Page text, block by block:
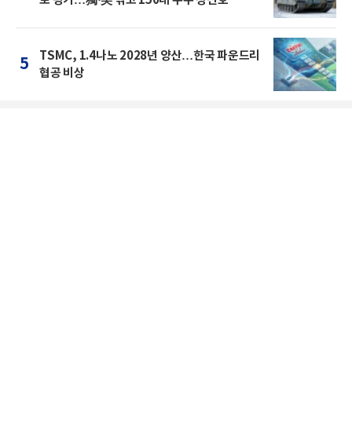
5
TSMC, 1.4나노 2028년 양산…한국 파운드리
협공 비상